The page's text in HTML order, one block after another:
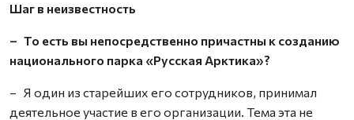
Шаг в неизвестность
– То есть вы непосредственно причастны к созданию
национального парка «Русская Арктика»?
– Я один из старейших его сотрудников, принимал
деятельное участие в его организации. Тема эта не